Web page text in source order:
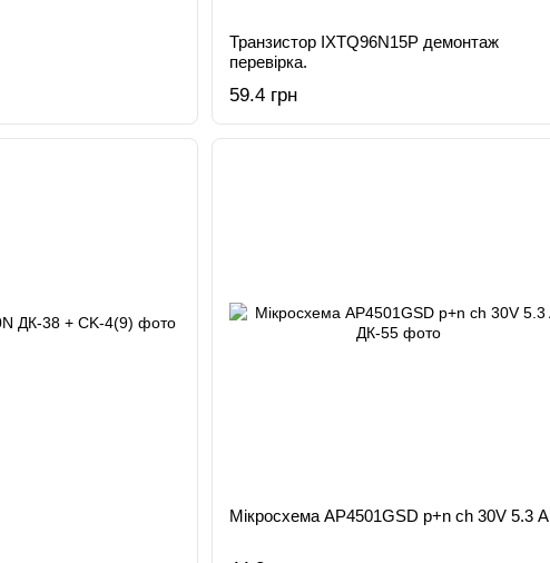
Транзистор IXTQ96N15P демонтаж
перевірка.
59.4 грн
Мікросхема AP4501GSD p+n ch 30V 5.3 A